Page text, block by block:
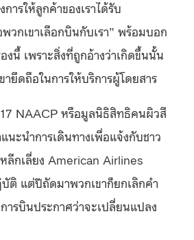
ารให้ลูกค้าของเราได้รับ
วกเขาเลือกบินกับเรา” พร้อมบอก
งนี้ เพราะสิ่งที่ถูกอ้างว่าเกิดขึ้นนั้น
ยึดถือในการให้บริการผู้โดยสาร
NAACP หรือมูลนิธิสิทธิคนผิวสี
นะนำการเดินทางเพื่อแจ้งกับชาว
ลีกเลี่ยง American Airlines
บัติ แต่ปีถัดมาพวกเขาก็ยกเลิกคำ
ารบินประกาศว่าจะเปลี่ยนแปลง